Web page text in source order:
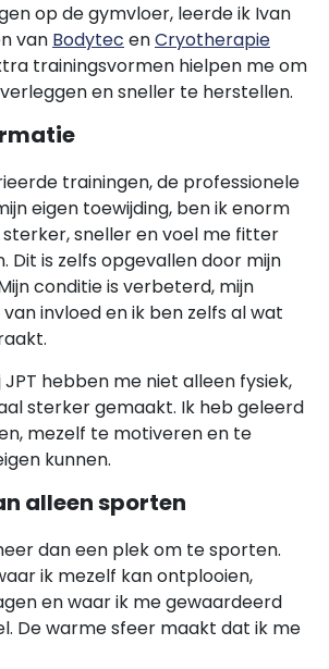
op de gymvloer, leerde ik Ivan
van Bodytec enCryotherapie
trainingsvormen hielpen me om
en sneller te herstellen.
trainingen, de professionele
eigen toewijding, ben ik enorm
sterker, sneller en voel me fitter
Dit is zelfs opgevallen door mijn
conditie is verbeterd, mijn
invloed en ik ben zelfs al wat
hebben me niet alleen fysiek,
sterker gemaakt. Ik heb geleerd
mezelf te motiveren en te
kunnen.
alleen sporten
dan een plek om te sporten.
ik mezelf kan ontplooien,
en waar ik me gewaardeerd
De warme sfeer maakt dat ik me